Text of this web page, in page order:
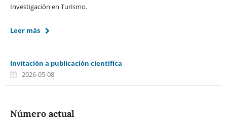
Investigación en Turismo.
Leer más
Invitación a publicación científica
2026-05-08
Número actual